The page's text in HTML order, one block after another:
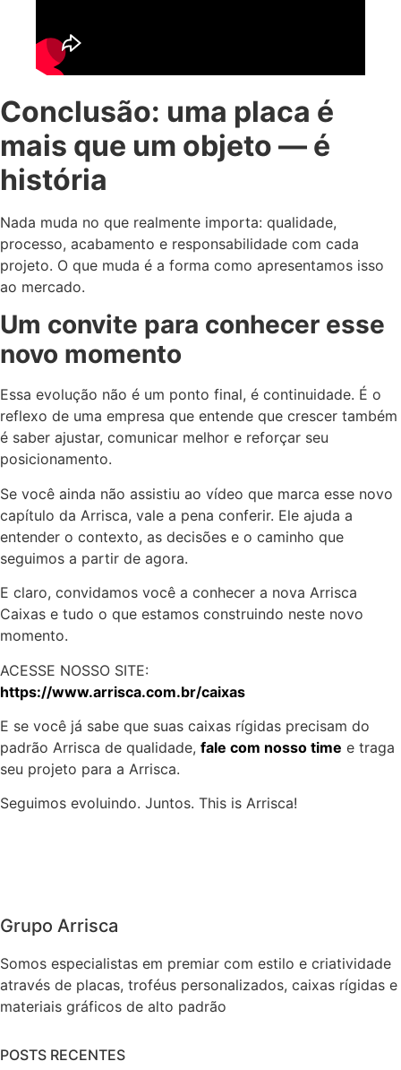
Conclusão: uma placa é
mais que um objeto — é
história
Nada muda no que realmente importa: qualidade,
processo, acabamento e responsabilidade com cada
projeto. O que muda é a forma como apresentamos isso
ao mercado.
Um convite para conhecer esse
novo momento
Essa evolução não é um ponto final, é continuidade. É o
reflexo de uma empresa que entende que crescer também
é saber ajustar, comunicar melhor e reforçar seu
posicionamento.
Se você ainda não assistiu ao vídeo que marca esse novo
capítulo da Arrisca, vale a pena conferir. Ele ajuda a
entender o contexto, as decisões e o caminho que
seguimos a partir de agora.
E claro, convidamos você a conhecer a nova Arrisca
Caixas e tudo o que estamos construindo neste novo
momento.
ACESSE NOSSO SITE:
https://www.arrisca.com.br/caixas
E se você já sabe que suas caixas rígidas precisam do
padrão Arrisca de qualidade, fale com nosso time e traga
seu projeto para a Arrisca.
Seguimos evoluindo. Juntos. This is Arrisca!
Grupo Arrisca
Somos especialistas em premiar com estilo e criatividade
através de placas, troféus personalizados, caixas rígidas e
materiais gráficos de alto padrão
POSTS RECENTES